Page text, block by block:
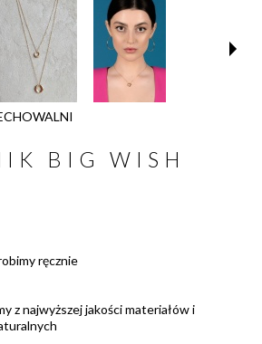
BIG WISH
ręcznie
z najwyższej jakości materiałów i